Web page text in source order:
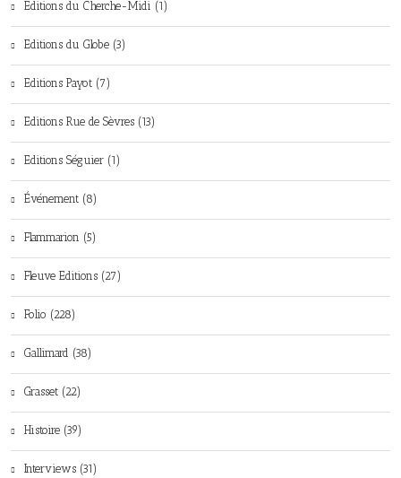
Editions du Cherche-Midi (1)
Editions du Globe (3)
Editions Payot (7)
Editions Rue de Sèvres (13)
Editions Séguier (1)
Événement (8)
Flammarion (5)
Fleuve Editions (27)
Folio (228)
Gallimard (38)
Grasset (22)
Histoire (39)
Interviews (31)